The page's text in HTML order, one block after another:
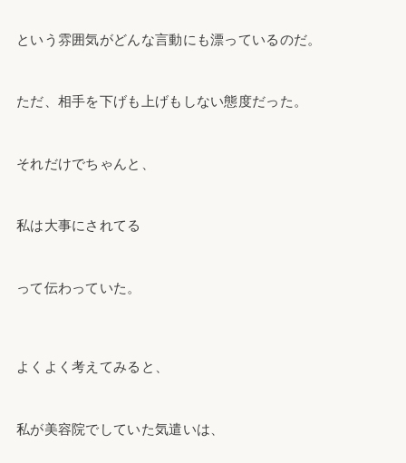
という雰囲気がどんな言動にも漂っているのだ。
ただ、相手を下げも上げもしない態度だった。
それだけでちゃんと、
私は大事にされてる
って伝わっていた。
よくよく考えてみると、
私が美容院でしていた気遣いは、